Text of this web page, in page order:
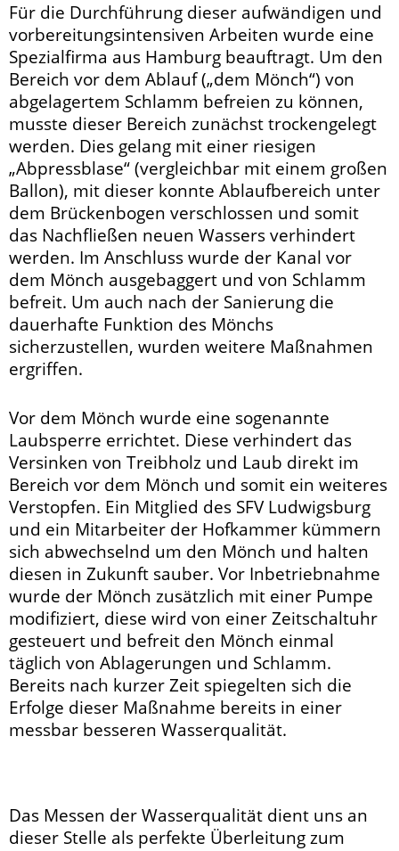
Für die Durchführung dieser aufwändigen und
vorbereitungsintensiven Arbeiten wurde eine
Spezialfirma aus Hamburg beauftragt. Um den
Bereich vor dem Ablauf („dem Mönch“) von
abgelagertem Schlamm befreien zu können,
musste dieser Bereich zunächst trockengelegt
werden. Dies gelang mit einer riesigen
„Abpressblase“ (vergleichbar mit einem großen
Ballon), mit dieser konnte Ablaufbereich unter
dem Brückenbogen verschlossen und somit
das Nachfließen neuen Wassers verhindert
werden. Im Anschluss wurde der Kanal vor
dem Mönch ausgebaggert und von Schlamm
befreit. Um auch nach der Sanierung die
dauerhafte Funktion des Mönchs
sicherzustellen, wurden weitere Maßnahmen
ergriffen.
Vor dem Mönch wurde eine sogenannte
Laubsperre errichtet. Diese verhindert das
Versinken von Treibholz und Laub direkt im
Bereich vor dem Mönch und somit ein weiteres
Verstopfen. Ein Mitglied des SFV Ludwigsburg
und ein Mitarbeiter der Hofkammer kümmern
sich abwechselnd um den Mönch und halten
diesen in Zukunft sauber. Vor Inbetriebnahme
wurde der Mönch zusätzlich mit einer Pumpe
modifiziert, diese wird von einer Zeitschaltuhr
gesteuert und befreit den Mönch einmal
täglich von Ablagerungen und Schlamm.
Bereits nach kurzer Zeit spiegelten sich die
Erfolge dieser Maßnahme bereits in einer
messbar besseren Wasserqualität.
Das Messen der Wasserqualität dient uns an
dieser Stelle als perfekte Überleitung zum